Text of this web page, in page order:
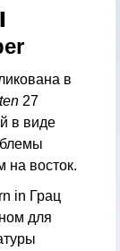
в
27
в виде
на восток.
in Грац
для